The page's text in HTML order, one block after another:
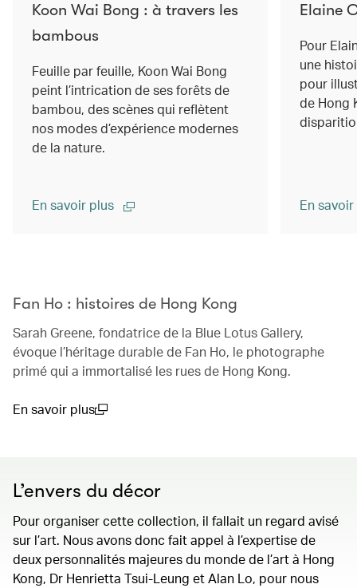
Koon Wai Bong : à travers les
bambous
Feuille par feuille, Koon Wai Bong
peint l’intrication de ses forêts de
bambou, des scènes qui reflètent
nos modes d’expérience modernes
de la nature.
En savoir plus
Elaine
Pour
une
pour
de Hong
En
Fan Ho : histoires de Hong Kong
Sarah Greene, fondatrice de la Blue Lotus Gallery,
évoque l’héritage durable de Fan Ho, le photographe
primé qui a immortalisé les rues de Hong Kong.
En savoir plus
L’envers du décor
Pour organiser cette collection, il fallait un regard avisé
sur l’art. Nous avons donc fait appel à l’expertise de
deux personnalités majeures du monde de l’art à Hong
Kong, Dr Henrietta Tsui-Leung et Alan Lo, pour nous